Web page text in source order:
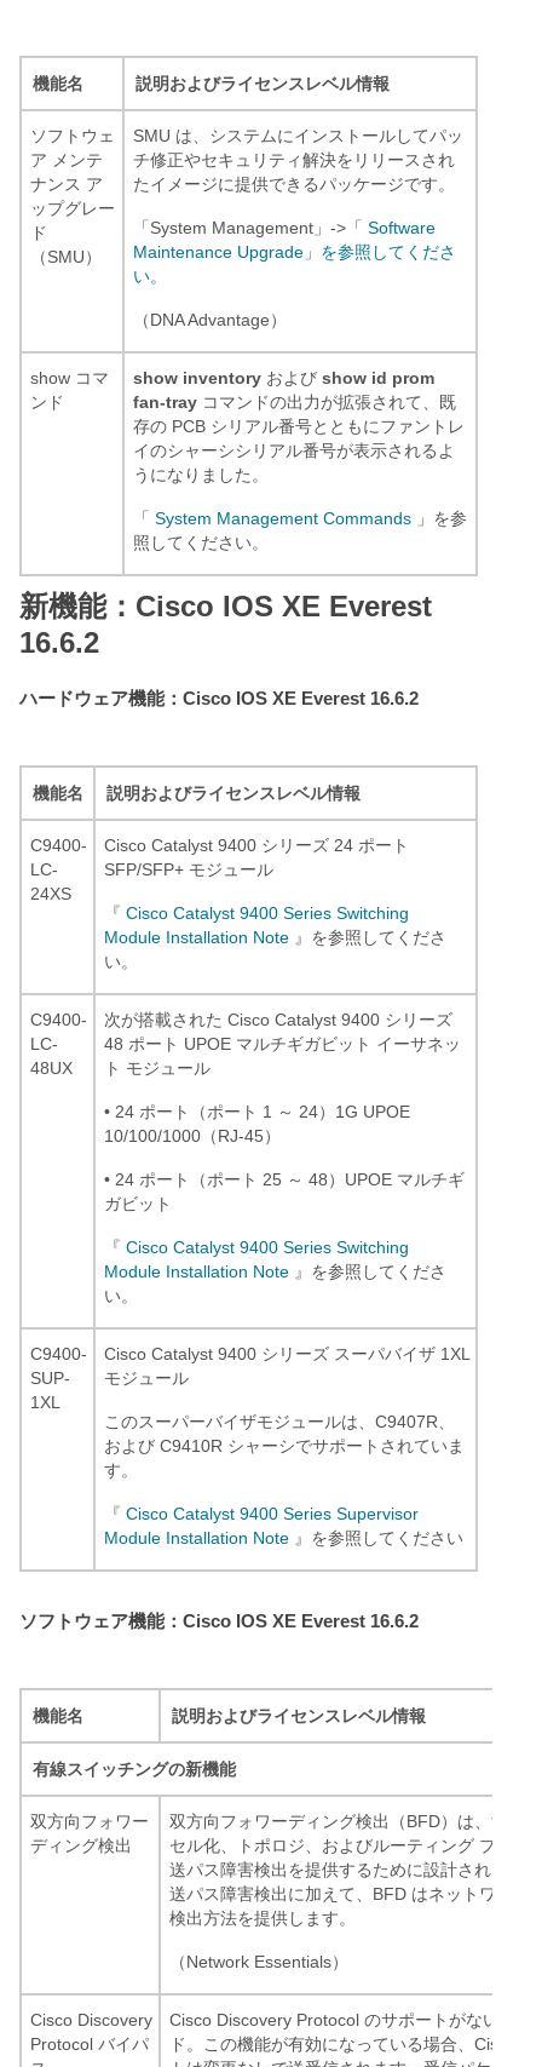
機能名 説明およびライセンスレベル情報
ソフトウェ
ア メンテ
ナンス ア
ップグレー
ド
（SMU）
SMU は、システムにインストールしてパッ
チ修正やセキュリティ解決をリリースされ
たイメージに提供できるパッケージです。
「System Management」->「 Software
Maintenance Upgrade」を参照してくださ
い。
（DNA Advantage）
show コマ
ンド
show inventory および show id prom
fan-tray コマンドの出力が拡張されて、既
存の PCB シリアル番号とともにファントレ
イのシャーシシリアル番号が表示されるよ
うになりました。
「 System Management Commands 」を参
照してください。
新機能：Cisco IOS XE Everest
16.6.2
ハードウェア機能：Cisco IOS XE Everest 16.6.2
機能名 説明およびライセンスレベル情報
C9400-
LC-
24XS
Cisco Catalyst 9400 シリーズ 24 ポート
SFP/SFP+ モジュール
『 Cisco Catalyst 9400 Series Switching
Module Installation Note 』を参照してくださ
い。
C9400-
LC-
48UX
次が搭載された Cisco Catalyst 9400 シリーズ
48 ポート UPOE マルチギガビット イーサネッ
ト モジュール
• 24 ポート（ポート 1 ～ 24）1G UPOE
10/100/1000（RJ-45）
• 24 ポート（ポート 25 ～ 48）UPOE マルチギ
ガビット
『 Cisco Catalyst 9400 Series Switching
Module Installation Note 』を参照してくださ
い。
C9400-
SUP-
1XL
Cisco Catalyst 9400 シリーズ スーパバイザ 1XL
モジュール
このスーパーバイザモジュールは、C9407R、
および C9410R シャーシでサポートされていま
す。
『 Cisco Catalyst 9400 Series Supervisor
Module Installation Note 』を参照してください
ソフトウェア機能：Cisco IOS XE Everest 16.6.2
機能名 説明およびライセンスレベル情報
有線スイッチングの新機能
双方向フォワー
ディング検出
双方向フォワーディング検出（BFD）は、すべ
セル化、トポロジ、およびルーティング プロト
送パス障害検出を提供するために設計された検
送パス障害検出に加えて、BFD はネットワーク
検出方法を提供します。
（Network Essentials）
Cisco Discovery
Protocol バイパ
Cisco Discovery Protocol のサポートがない場合
ド。この機能が有効になっている場合、Cisco